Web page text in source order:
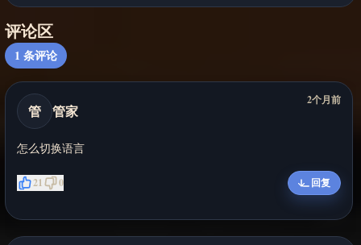
评论区
1 条评论
管 管家
2个月前
怎么切换语言
21 0 回复